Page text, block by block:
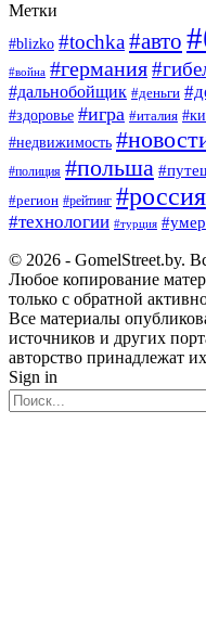
Метки
#blizko #tochka#авто
#война #германия
#дальнобойщик #деньги
#здоровье #игра #италия
#недвижимость
#полиция #польша
#регион #рейтинг #россия
#технологии #турция #умер
© 2026 - GomelStreet.by.
Любое копирование
только с обратной
Все материалы
источников и других
авторство принадлежат
Sign in